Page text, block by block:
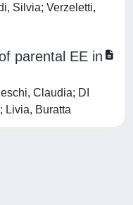
Silvia; Verzeletti,
parental EE in
Claudia; DI
Livia, Buratta